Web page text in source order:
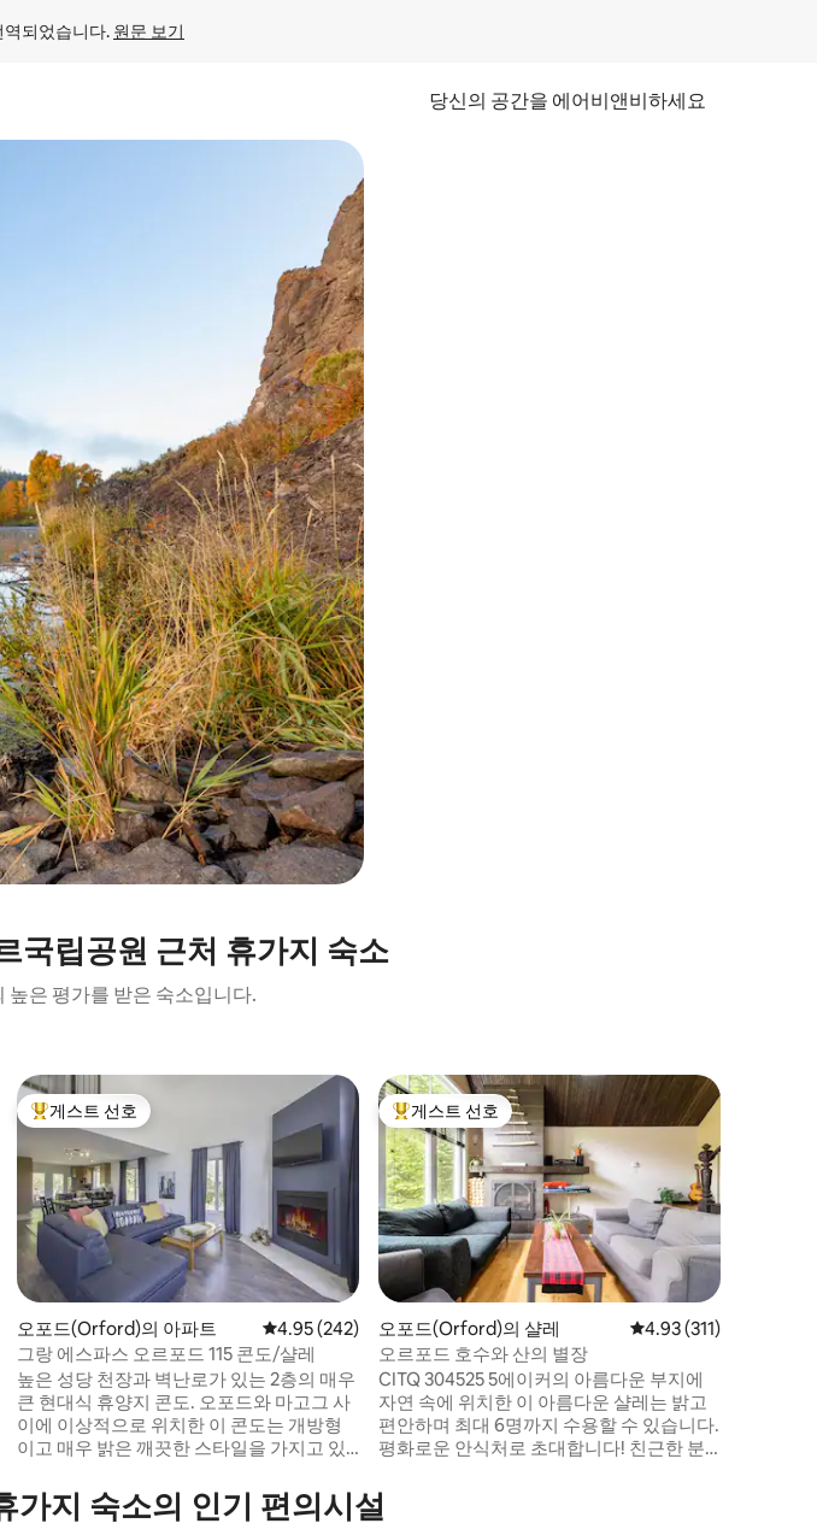
역되었습니다. 원문 보기
당신의 공간을 에어비앤비하세요
국립공원 근처 휴가지 숙소
높은 평가를 받은 숙소입니다.
점 만점), 후기 329개
상위 게스트 선호
게스트 선호
오포드(Orford)의 아파트 평점 4.95점(5점 만점), 후기 242개
4.95 (242)
그랑 에스파스 오르포드 115 콘도/샬레
높은 성당 천장과 벽난로가 있는 2층의 매우
큰 현대식 휴양지 콘도. 오포드와 마고그 사
이에 이상적으로 위치한 이 콘도는 개방형
이고 매우 밝은 깨끗한 스타일을 가지고 있
티비티가 가까이에 있습니다! 멋진 오르포
드 산과 스키/하이킹 코스에서 불과 2분, 골
상위 게스트 선호
게스트 선호
오포드(Orford)의 샬레 평점 4.93점(5점 만점),
4.93 (311)
오르포드 호수와 산의 별장
CITQ 304525 5에이커의 아름다운 부지에
자연 속에 위치한 이 아름다운 샬레는 밝고
편안하며 최대 6명까지 수용할 수 있습니다.
평화로운 안식처로 초대합니다! 친근한 분
닭들이 여러분을 매혹할 것입니다! 몽 오포
드 공원(프레이저 섹터에서 8분, 스투켈리
가지 숙소의 인기 편의시설